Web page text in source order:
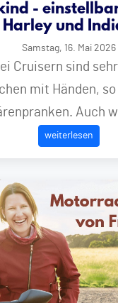
-
Harley und
Samstag, 16. Mai 2026
Cruisern sind
mit Händen,
Auch
weiterlesen